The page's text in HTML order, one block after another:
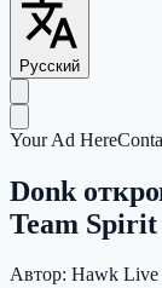
Русский
Your Ad Here
Donk
Team
Автор: Hawk